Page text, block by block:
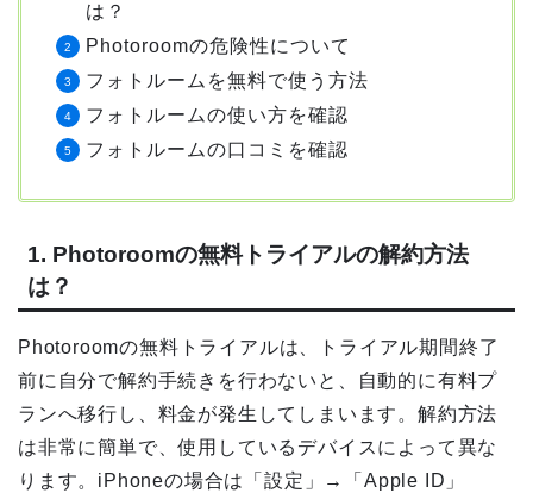
は？
Photoroomの危険性について
フォトルームを無料で使う方法
フォトルームの使い方を確認
フォトルームの口コミを確認
1. Photoroomの無料トライアルの解約方法
は？
Photoroomの無料トライアルは、トライアル期間終了
前に自分で解約手続きを行わないと、自動的に有料プ
ランへ移行し、料金が発生してしまいます。解約方法
は非常に簡単で、使用しているデバイスによって異な
ります。iPhoneの場合は「設定」→「Apple ID」